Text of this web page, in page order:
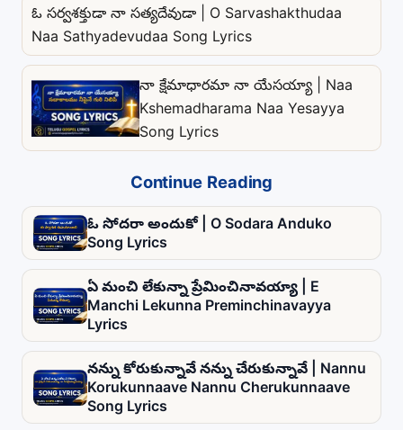
ఓ సర్వశక్తుడా నా సత్యదేవుడా | O Sarvashakthudaa
Naa Sathyadevudaa Song Lyrics
నా క్షేమాధారమా నా యేసయ్యా | Naa
Kshemadharama Naa Yesayya
Song Lyrics
Continue Reading
ఓ సోదరా అందుకో | O Sodara Anduko
Song Lyrics
ఏ మంచి లేకున్నా ప్రేమించినావయ్యా | E
Manchi Lekunna Preminchinavayya
Lyrics
నన్ను కోరుకున్నావే నన్ను చేరుకున్నావే | Nannu
Korukunnaave Nannu Cherukunnaave
Song Lyrics